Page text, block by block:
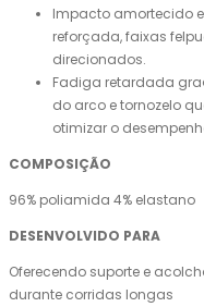
Impacto amortecido
reforçada, faixas
direcionados.
Fadiga retardada
do arco e tornozelo
otimizar o
COMPOSIÇÃO
96% poliamida 4% elastano
DESENVOLVIDO PARA
Oferecendo suporte e
durante corridas longas